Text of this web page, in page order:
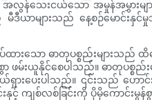
သေးငယ်သော အမှုန်အမွှားမျာ
များသည် နေ့စဉ်မောင်းနှင်
ော ဓာတုပစ္စည်းများသည် ထိရေ
ဖမ်းယူနိုင်စေပါသည်။ ဓာတုပစ္စည်
းပေးပါသည်။ ၎င်းသည် ဟောင်း
ကျစ်လစ်ခြင်းကို ပိုမိုကောင်းမွန်